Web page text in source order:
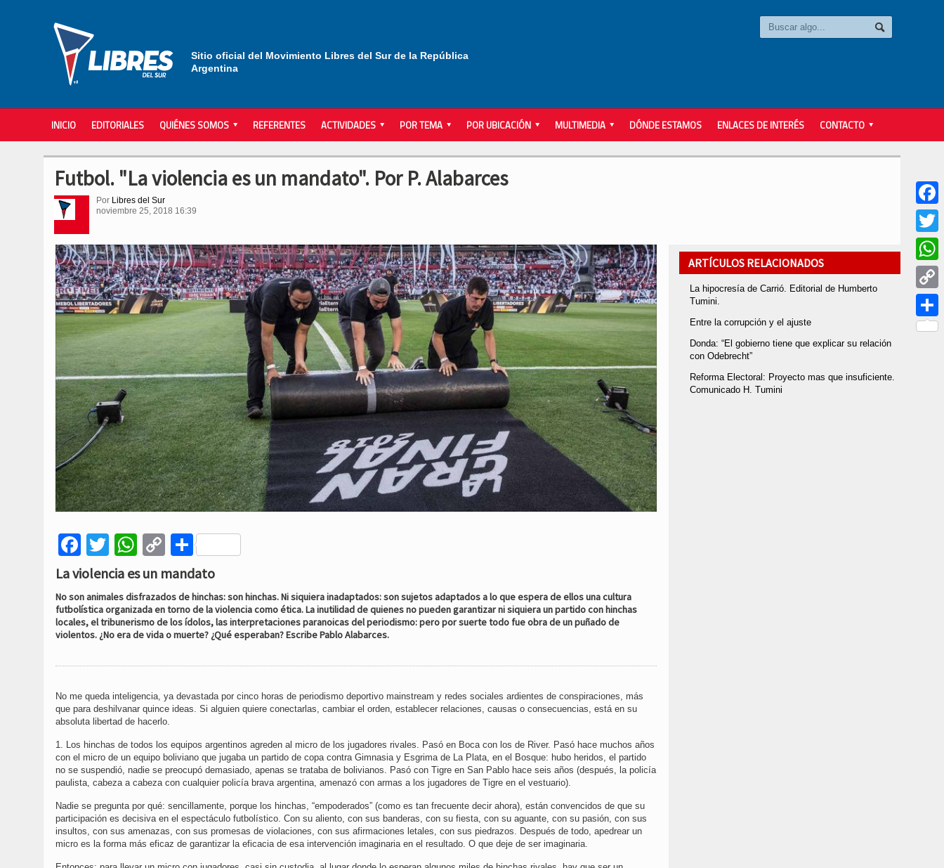
Sitio oficial del Movimiento Libres del Sur de la República
Argentina
INICIO EDITORIALES QUIÉNES SOMOS REFERENTES ACTIVIDADES POR TEMA POR UBICACIÓN MULTIMEDIA DÓNDE ESTAMOS ENLACES DE INTERÉS CONTACTO
Futbol. "La violencia es un mandato". Por P. Alabarces
Por Libres del Sur
noviembre 25, 2018 16:39
Facebook
TwitterWhatsApp
Copy
Link
Compartir
La violencia es un mandato
No son animales disfrazados de hinchas: son hinchas. Ni siquiera inadaptados: son sujetos adaptados a lo que espera de ellos una cultura
futbolística organizada en torno de la violencia como ética. La inutilidad de quienes no pueden garantizar ni siquiera un partido con hinchas
locales, el tribunerismo de los ídolos, las interpretaciones paranoicas del periodismo: pero por suerte todo fue obra de un puñado de
violentos. ¿No era de vida o muerte? ¿Qué esperaban? Escribe Pablo Alabarces.
No me queda inteligencia, ya devastada por cinco horas de periodismo deportivo mainstream y redes sociales ardientes de conspiraciones, más
que para deshilvanar quince ideas. Si alguien quiere conectarlas, cambiar el orden, establecer relaciones, causas o consecuencias, está en su
absoluta libertad de hacerlo.
1. Los hinchas de todos los equipos argentinos agreden al micro de los jugadores rivales. Pasó en Boca con los de River. Pasó hace muchos años
con el micro de un equipo boliviano que jugaba un partido de copa contra Gimnasia y Esgrima de La Plata, en el Bosque: hubo heridos, el partido
no se suspendió, nadie se preocupó demasiado, apenas se trataba de bolivianos. Pasó con Tigre en San Pablo hace seis años (después, la policía
paulista, cabeza a cabeza con cualquier policía brava argentina, amenazó con armas a los jugadores de Tigre en el vestuario).
Nadie se pregunta por qué: sencillamente, porque los hinchas, “empoderados” (como es tan frecuente decir ahora), están convencidos de que su
participación es decisiva en el espectáculo futbolístico. Con su aliento, con sus banderas, con su fiesta, con su aguante, con su pasión, con sus
insultos, con sus amenazas, con sus promesas de violaciones, con sus afirmaciones letales, con sus piedrazos. Después de todo, apedrear un
micro es la forma más eficaz de garantizar la eficacia de esa intervención imaginaria en el resultado. O que deje de ser imaginaria.
ARTÍCULOS RELACIONADOS
La hipocresía de Carrió. Editorial de Humberto
Tumini.
Entre la corrupción y el ajuste
Donda: “El gobierno tiene que explicar su relación
con Odebrecht”
Reforma Electoral: Proyecto mas que insuficiente.
Comunicado H. Tumini
Twitter
Copy
Link